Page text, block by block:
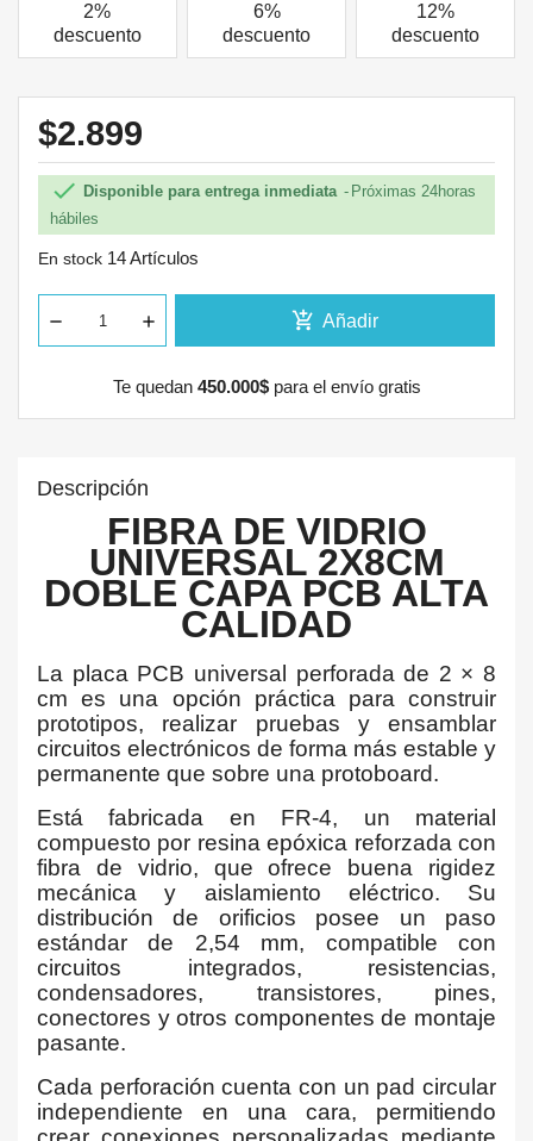
2%
descuento
6%
descuento
12%
descuento
$2.899
 Disponible para entrega inmediata
Próximas 24horas
hábiles
En stock 14 Artículos
add_shopping_cart Añadir
Te quedan 450.000$para el envío gratis
Descripción
FIBRA DE VIDRIO
UNIVERSAL 2X8CM
DOBLE CAPA PCB ALTA
CALIDAD
La placa PCB universal perforada de 2 × 8
cm es una opción práctica para construir
prototipos, realizar pruebas y ensamblar
circuitos electrónicos de forma más estable y
permanente que sobre una protoboard.
Está fabricada en FR-4, un material
compuesto por resina epóxica reforzada con
fibra de vidrio, que ofrece buena rigidez
mecánica y aislamiento eléctrico. Su
distribución de orificios posee un paso
estándar de 2,54 mm, compatible con
circuitos integrados, resistencias,
condensadores, transistores, pines,
conectores y otros componentes de montaje
pasante.
Cada perforación cuenta con un pad circular
independiente en una cara, permitiendo